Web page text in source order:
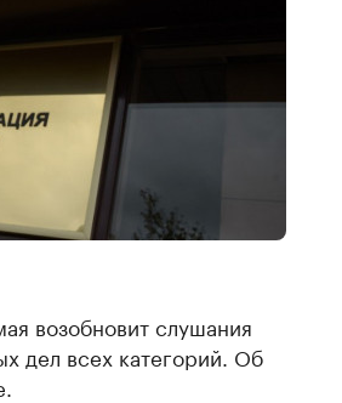
возобновит слушания
дел всех категорий. Об